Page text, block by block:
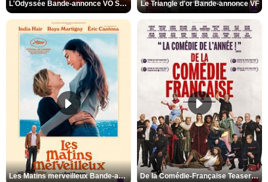
L'Odyssée Bande-annonce VO STFR Le Triangle d'or Bande-annonce VF
Les Matins merveilleux Bande-annonce VF De la Comédie-Française Teaser VF